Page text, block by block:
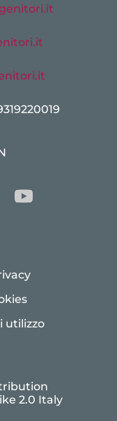
utilizzo
2.0 Italy